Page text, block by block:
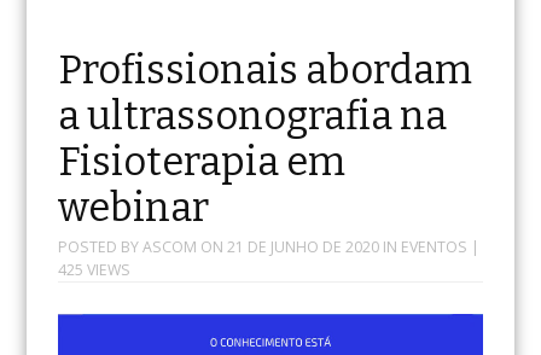
Profissionais abordam
a ultrassonografia na
Fisioterapia em
webinar
POSTED BYASCOM ON 21 DE JUNHO DE 2020IN EVENTOS |
425 VIEWS